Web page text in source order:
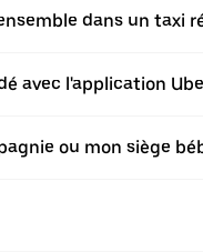
dans un taxi
avec l'application
ou mon siège